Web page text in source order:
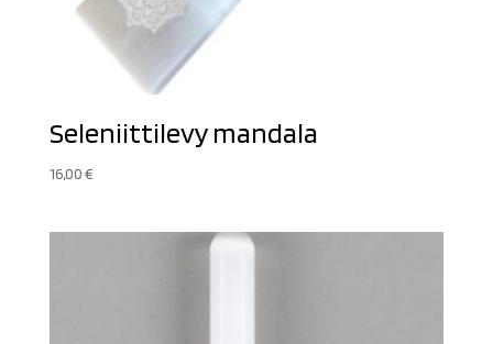
Seleniittilevy mandala
16,00€